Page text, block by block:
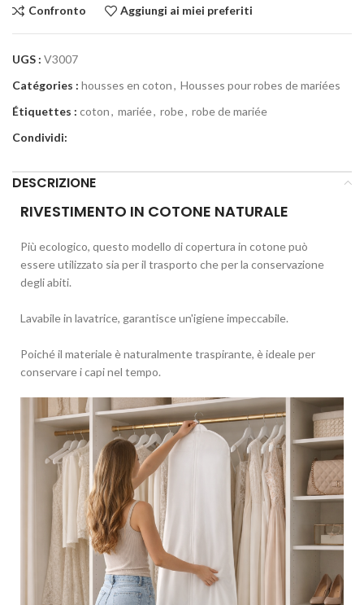
Confronto Aggiungi ai miei preferiti
UGS : V3007
Catégories : housses en coton, Housses pour robes de mariées
Étiquettes : coton, mariée, robe, robe de mariée
Condividi:
DESCRIZIONE
RIVESTIMENTO IN COTONE NATURALE
Più ecologico, questo modello di copertura in cotone può
essere utilizzato sia per il trasporto che per la conservazione
degli abiti.
Lavabile in lavatrice, garantisce un'igiene impeccabile.
Poiché il materiale è naturalmente traspirante, è ideale per
conservare i capi nel tempo.